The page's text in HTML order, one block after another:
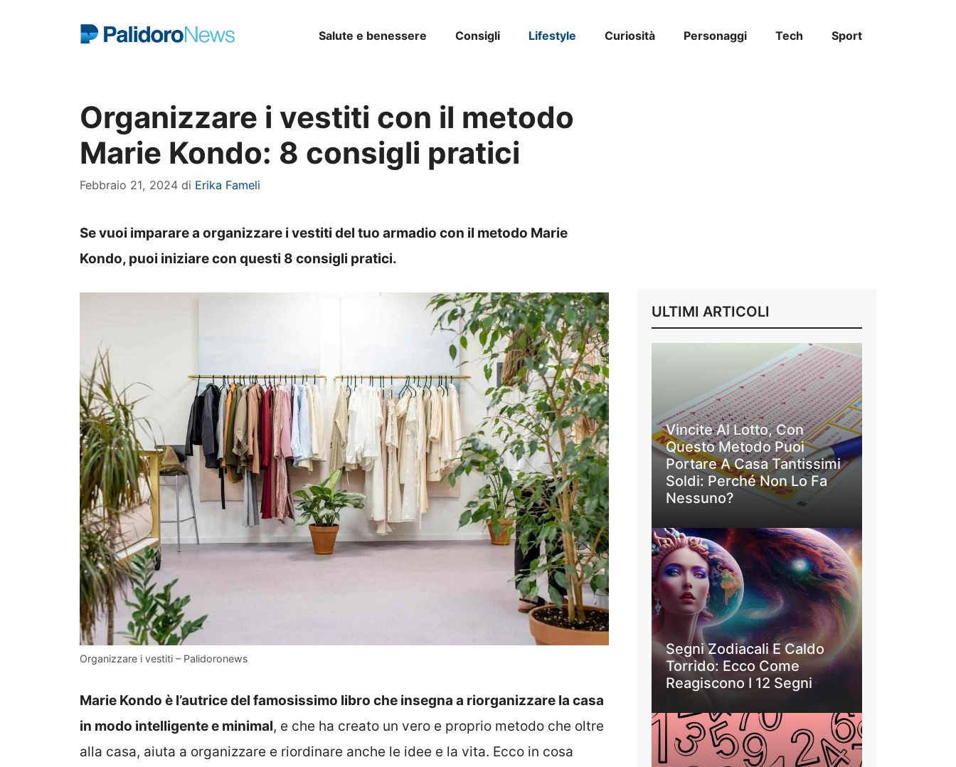
Salute e benessere Consigli Lifestyle Curiosità Personaggi Tech Sport
Organizzare i vestiti con il metodo
Marie Kondo: 8 consigli pratici
Febbraio 21, 2024 di Erika Fameli
Se vuoi imparare a organizzare i vestiti del tuo armadio con il metodo Marie
Kondo, puoi iniziare con questi 8 consigli pratici.
Organizzare i vestiti – Palidoronews
Marie Kondo è l’autrice del famosissimo libro che insegna a riorganizzare la casa
in modo intelligente e minimal, e che ha creato un vero e proprio metodo che oltre
alla casa, aiuta a organizzare e riordinare anche le idee e la vita. Ecco in cosa
ULTIMI ARTICOLI
Vincite Al Lotto, Con
Questo Metodo Puoi
Portare A Casa Tantissimi
Soldi: Perché Non Lo Fa
Nessuno?
Segni Zodiacali E Caldo
Torrido: Ecco Come
Reagiscono I 12 Segni